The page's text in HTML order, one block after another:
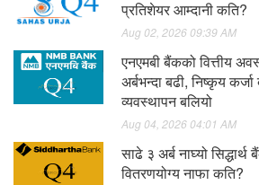
प्रतिशेयर आम्दानी कति?
Aug 02, 2026 09:39 AM
एनएमबी बैंकको वित्तीय
अर्बभन्दा बढी, निष्कृय
व्यवस्थापन बलियो
Aug 04, 2026 04:01 AM
साढे ३ अर्ब नाघ्यो
वितरणयोग्य नाफा कति?